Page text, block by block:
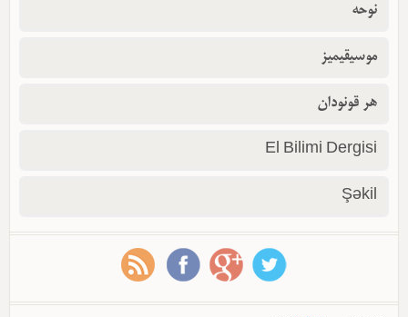
نوحه
موسیقیمیز
هر قونودان
El Bilimi Dergisi
Şəkil